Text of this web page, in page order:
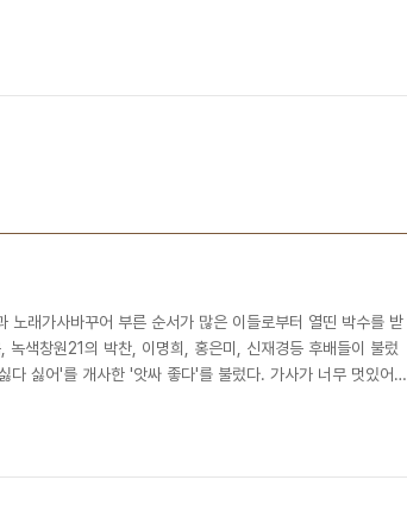
노래가사바꾸어 부른 순서가 많은 이들로부터 열띤 박수를 받
녹색창원21의 박찬, 이명희, 홍은미, 신재경등 후배들이 불렀
다 싫어'를 개사한 '앗싸 좋다'를 불렀다. 가사가 너무 멋있어서
YMCA 매력에 빠진줄도 모르고 30년 한결같이 성 실 하 게
싸 좋다 지난 30년 앗싸좋다..